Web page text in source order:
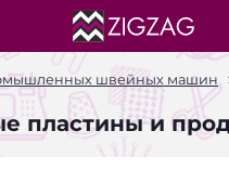
швейных машин
пластины и